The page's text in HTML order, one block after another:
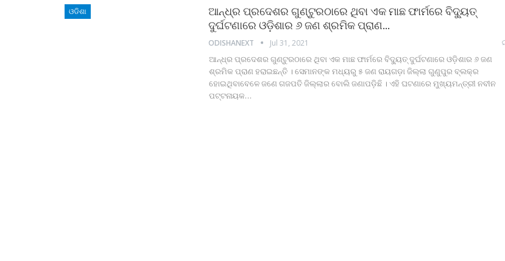
ଓଡିଶା
ଆନ୍ଧ୍ର ପ୍ରଦେଶର ଗୁଣ୍ଟୁରଠାରେ ଥିବା ଏକ ମାଛ ଫାର୍ମରେ ବିଦ୍ୟୁତ୍‍
ଦୁର୍ଘଟଣାରେ ଓଡ଼ିଶାର ୬ ଜଣ ଶ୍ରମିକ ପ୍ରାଣ…
ODISHANEXT Jul 31, 2021
ଆନ୍ଧ୍ର ପ୍ରଦେଶର ଗୁଣ୍ଟୁରଠାରେ ଥିବା ଏକ ମାଛ ଫାର୍ମରେ ବିଦ୍ୟୁତ୍‍ ଦୁର୍ଘଟଣାରେ ଓଡ଼ିଶାର ୬ ଜଣ
ଶ୍ରମିକ ପ୍ରାଣ ହରାଇଛନ୍ତି । ସେମାନଙ୍କ ମଧ୍ୟରୁ ୫ ଜଣ ରାୟଗଡ଼ା ଜିଲ୍ଲା ଗୁଣୁପୁର ବ୍ଲକ୍‍ର
ହୋଇଥିବାବେଳେ ଜଣେ ଗଜପତି ଜିଲ୍ଲାର ବୋଲି ଜଣାପଡ଼ିଛି । ଏହି ଘଟଣାରେ ମୁଖ୍ୟମନ୍ତ୍ରୀ ନବୀନ
ପଟ୍ଟନାୟକ…